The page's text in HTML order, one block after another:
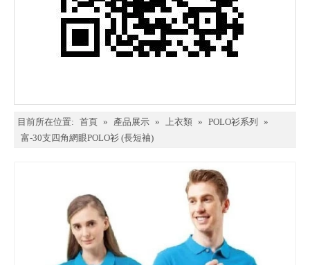
目前所在位置: 首頁 » 產品展示 » 上衣類 » POLO衫系列
»
富-30支四角網眼POLO衫 (長短袖)